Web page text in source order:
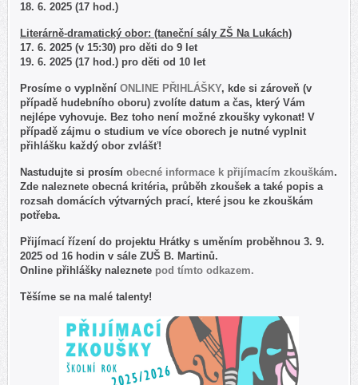
18. 6. 2025 (17 hod.)
Literárně-dramatický obor: (taneční sály ZŠ Na Lukách)
17. 6. 2025 (v 15:30) pro děti do 9 let
19. 6. 2025 (17 hod.) pro děti od 10 let
Prosíme o vyplnění ONLINE PŘIHLÁŠKY, kde si zároveň (v
případě hudebního oboru) zvolíte datum a čas, který Vám
nejlépe vyhovuje. Bez toho není možné zkoušky vykonat! V
případě zájmu o studium ve více oborech je nutné vyplnit
přihlášku každý obor zvlášť!
Nastudujte si prosím obecné informace k přijímacím zkouškám.
Zde naleznete obecná kritéria, průběh zkoušek a také popis a
rozsah domácích výtvarných prací, které jsou ke zkouškám
potřeba.
Přijímací řízení do projektu Hrátky s uměním proběhnou 3. 9.
2025 od 16 hodin v sále ZUŠ B. Martinů.
Online přihlášky naleznete pod tímto odkazem.
Těšíme se na malé talenty!